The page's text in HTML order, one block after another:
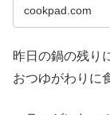
cookpad.com
昨日の鍋の残り
おつゆがわりに